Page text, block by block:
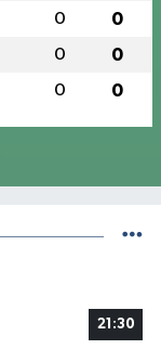
0 0
0 0
0 0
21:30